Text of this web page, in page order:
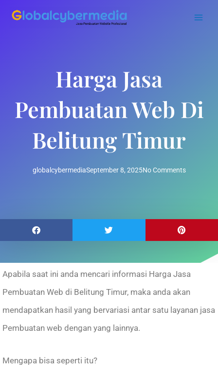
Harga Jasa
Pembuatan Web Di
Belitung Timur
globalcybermediaSeptember 8, 2025No Comments
Apabila saat ini anda mencari informasi Harga Jasa
Pembuatan Web di Belitung Timur, maka anda akan
mendapatkan hasil yang bervariasi antar satu layanan jasa
Pembuatan web dengan yang lainnya.
Mengapa bisa seperti itu?